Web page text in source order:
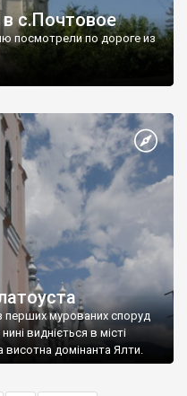
с.Почтовое
посмотрели по дороге из
перших мурованих споруд
видніється в місті
висотна домінанта Ялти.